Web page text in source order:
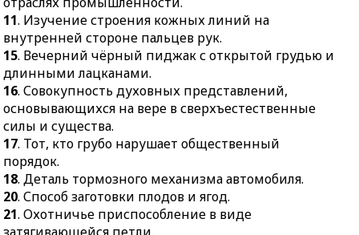
словах.
32. Репродуктивный
орган цветка.
подвижный человек.
35.Длинный
обычно круглого
11. Изучение строения кожных линий на
внутренней стороне пальцев рук.
15. Вечерний чёрный пиджак с открытой грудью и
длинными лацканами.
16. Совокупность духовных представлений,
основывающихся на вере в сверхъестественные
силы и существа.
17. Тот, кто грубо нарушает общественный
порядок.
18. Деталь тормозного механизма автомобиля.
20. Способ заготовки плодов и ягод.
21. Охотничье приспособление в виде